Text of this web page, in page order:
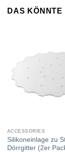
DAS
ACCESSORIES
Silikoneinlage zu
Dörrgitter (2er